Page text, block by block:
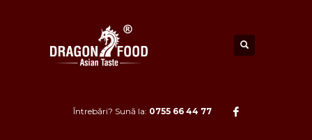
Întrebări? Sună la: 0755 66 44 77